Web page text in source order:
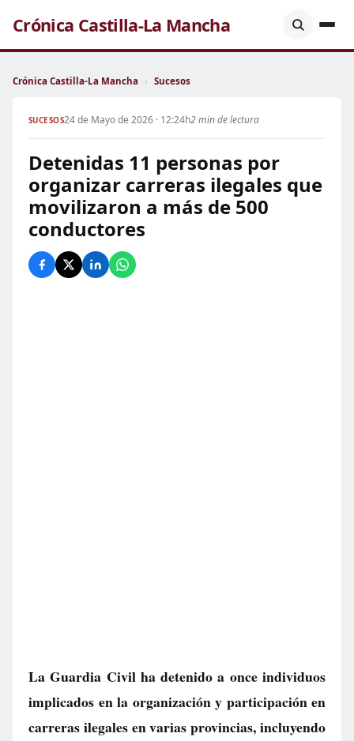
Crónica Castilla-La Mancha
Crónica Castilla-La Mancha › Sucesos
SUCESOS24 de Mayo de 2026 · 12:24h2 min de lectura
Detenidas 11 personas por
organizar carreras ilegales que
movilizaron a más de 500
conductores
La Guardia Civil ha detenido a once individuos
implicados en la organización y participación en
carreras ilegales en varias provincias, incluyendo